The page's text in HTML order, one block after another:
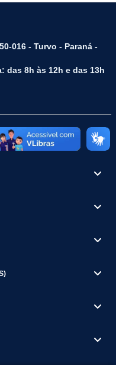
016 - Turvo - Paraná -
das 8h às 12h e das 13h